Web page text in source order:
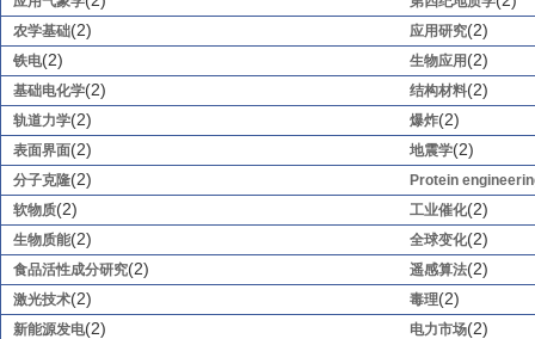
农学基础(2) 应用研究(2)
铁电(2) 生物应用 (2)
基础电化学(2) 结构材料(2)
轨道力学(2) 爆炸(2)
表面界面(2) 地震学(2)
分子克隆(2)
Protein
软物质(2) 工业催化(2)
生物质能(2) 全球变化(2)
食品活性成分研究(2) 遥感算法(2)
激光技术(2) 毒理(2)
新能源发电(2) 电力市场(2)